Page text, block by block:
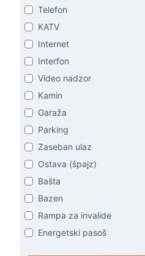
Telefon
KATV
Internet
Interfon
Video nadzor
Kamin
Garaža
Parking
Zaseban ulaz
Ostava (špajz)
Bašta
Bazen
Rampa za invalide
Energetski pasoš